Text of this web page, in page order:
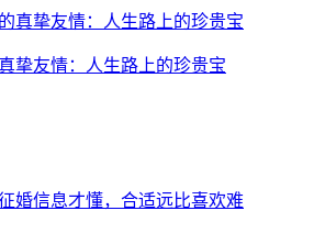
挚友情：人生路上的珍贵宝